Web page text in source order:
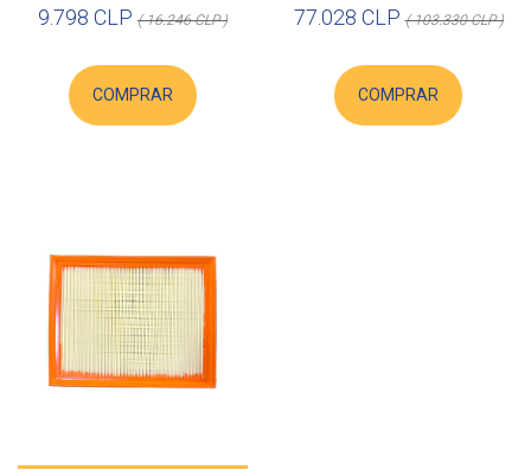
9.798 CLP ( 16.246 CLP )
COMPRAR
77.028 CLP( 103.330 CLP )
COMPRAR